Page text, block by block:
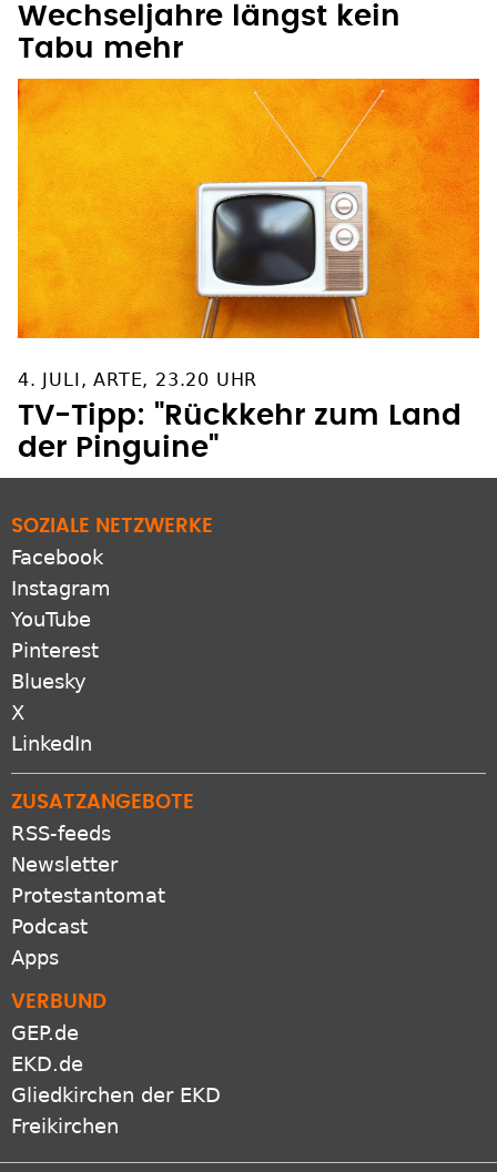
Wechseljahre längst kein
Tabu mehr
4. JULI, ARTE, 23.20 UHR
TV-Tipp: "Rückkehr zum Land
der Pinguine"
SOZIALE NETZWERKE
Facebook
Instagram
YouTube
Pinterest
Bluesky
X
LinkedIn
ZUSATZANGEBOTE
RSS-feeds
Newsletter
Protestantomat
Podcast
Apps
VERBUND
GEP.de
EKD.de
Gliedkirchen der EKD
Freikirchen